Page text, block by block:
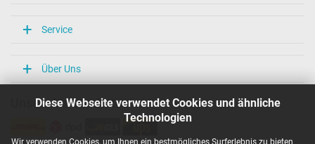
Diese Webseite verwendet Cookies und ähnliche
Technologien
Wir verwenden Cookies, um Ihnen ein bestmögliches Surferlebnis zu bieten
Service
Über Uns
Unsere Versandarten